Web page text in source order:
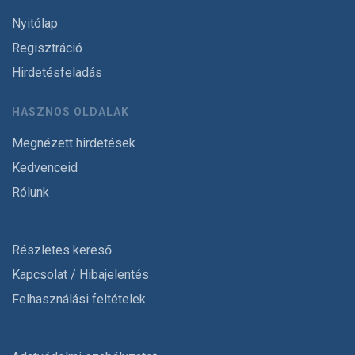
Nyitólap
Regisztráció
Hirdetésfeladás
HASZNOS OLDALAK
Megnézett hirdetések
Kedvenceid
Rólunk
Részletes kereső
Kapcsolat / Hibajelentés
Felhasználási feltételek